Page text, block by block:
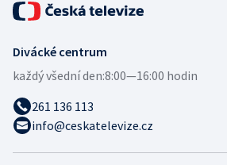
Divácké centrum
každý všední den:8:00—16:00 hodin
261 136 113
info@ceskatelevize.cz